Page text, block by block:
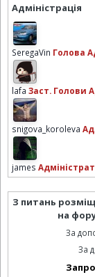
Адміністрація
SeregaVin Голова
lafa Заст. Голови
snigova_koroleva
james
З питань
на
За
За